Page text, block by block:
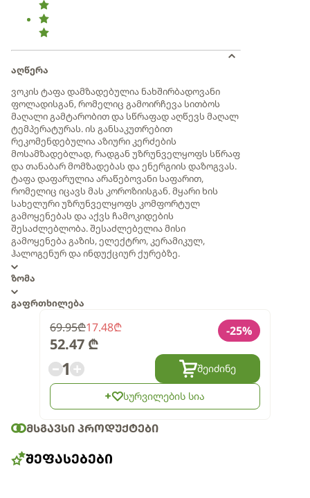
აღწერა
ვოკის ტაფა დამზადებულია ნახშირბადოვანი
ფოლადისგან, რომელიც გამოირჩევა სითბოს
მაღალი გამტარობით და სწრაფად აღწევს მაღალ
ტემპერატურას. ის განსაკუთრებით
რეკომენდებულია აზიური კერძების
მოსამზადებლად, რადგან უზრუნველყოფს სწრაფ
და თანაბარ მომზადებას და ენერგიის დაზოგვას.
ტაფა დაფარულია არაწებოვანი საფარით,
რომელიც იცავს მას კოროზიისგან. მყარი ხის
სახელური უზრუნველყოფს კომფორტულ
გამოყენებას და აქვს ჩამოკიდების
შესაძლებლობა. შესაძლებელია მისი
გამოყენება გაზის, ელექტრო, კერამიკულ,
ჰალოგენურ და ინდუქციურ ქურებზე.
ზომა
გაფრთხილება
69.95₾17.48₾
52.47 ₾
-25%
1 შეიძინე
სურვილების სია
ᲛᲡᲒᲐᲕᲡᲘ ᲞᲠᲝᲓᲣᲥᲢᲔᲑᲘ
ᲨᲔᲤᲐᲡᲔᲑᲔᲑᲘ